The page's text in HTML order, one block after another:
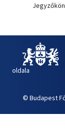
oldala
© Budapest